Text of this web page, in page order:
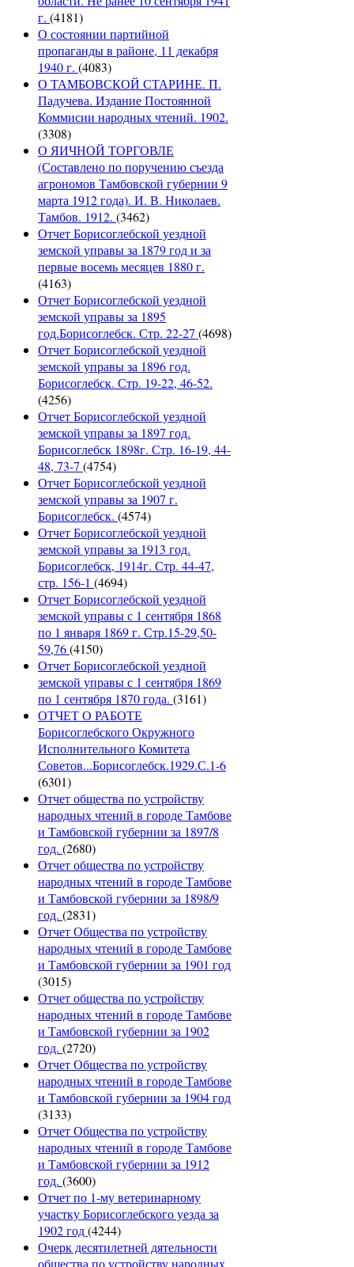
г. (4181)
О состоянии партийной
пропаганды в районе, 11 декабря
1940 г. (4083)
О ТАМБОВСКОЙ СТАРИНЕ. П.
Падучева. Издание Постоянной
Коммисии народных чтений. 1902.
(3308)
О ЯИЧНОЙ ТОРГОВЛЕ
(Составлено по поручению съезда
агрономов Тамбовской губернии 9
марта 1912 года). И. В. Николаев.
Тамбов. 1912. (3462)
Отчет Борисоглебской уездной
земской управы за 1879 год и за
первые восемь месяцев 1880 г.
(4163)
Отчет Борисоглебской уездной
земской управы за 1895
год.Борисоглебск. Стр. 22-27 (4698)
Отчет Борисоглебской уездной
земской управы за 1896 год.
Борисоглебск. Стр. 19-22, 46-52.
(4256)
Отчет Борисоглебской уездной
земской управы за 1897 год.
Борисоглебск 1898г. Стр. 16-19, 44-
48, 73-7 (4754)
Отчет Борисоглебской уездной
земской управы за 1907 г.
Борисоглебск. (4574)
Отчет Борисоглебской уездной
земской управы за 1913 год.
Борисоглебск, 1914г. Стр. 44-47,
стр. 156-1 (4694)
Отчет Борисоглебской уездной
земской управы с 1 сентября 1868
по 1 января 1869 г. Стр.15-29,50-
59,76(4150)
Отчет Борисоглебской уездной
земской управы с 1 сентября 1869
по 1 сентября 1870 года. (3161)
ОТЧЕТ О РАБОТЕ
Борисоглебского Окружного
Исполнительного Комитета
Советов...Борисоглебск.1929.С.1-6
(6301)
Отчет общества по устройству
народных чтений в городе Тамбове
и Тамбовской губернии за 1897/8
год. (2680)
Отчет общества по устройству
народных чтений в городе Тамбове
и Тамбовской губернии за 1898/9
год. (2831)
Отчет Общества по устройству
народных чтений в городе Тамбове
и Тамбовской губернии за 1901 год
(3015)
Отчет общества по устройству
народных чтений в городе Тамбове
и Тамбовской губернии за 1902
год. (2720)
Отчет Общества по устройству
народных чтений в городе Тамбове
и Тамбовской губернии за 1904 год
(3133)
Отчет Общества по устройству
народных чтений в городе Тамбове
и Тамбовской губернии за 1912
год. (3600)
Отчет по 1-му ветеринарному
участку Борисоглебского уезда за
1902 год(4244)
Очерк десятилетней дятельности
общества по устройству народных